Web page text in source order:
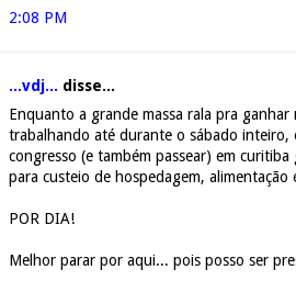
2:08 PM
...vdj... disse...
Enquanto a grande massa rala pra
trabalhando até durante o sábado inteiro,
congresso (e também passear) em
para custeio de hospedagem,
POR DIA!
Melhor parar por aqui... pois posso ser